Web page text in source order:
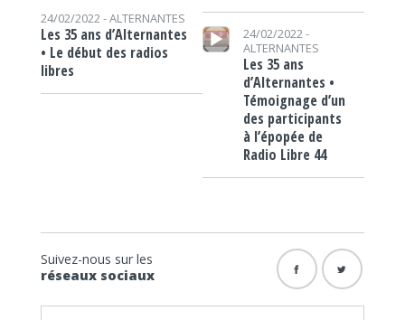
24/02/2022 -ALTERNANTES
Les 35 ans d’Alternantes
• Le début des radios
libres
Lecteur audio
24/02/2022 -
ALTERNANTES
Les 35 ans
d’Alternantes •
Témoignage d’un
des participants
à l’épopée de
Radio Libre 44
Suivez-nous sur les
réseaux sociaux